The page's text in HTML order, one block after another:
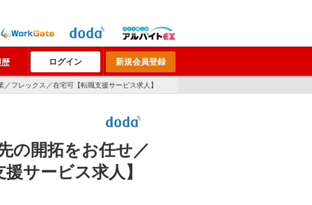
歴 ログイン 新規会員登録
フレックス／在宅可【転職支援サービス求人】
の開拓をお任せ／
サービス求人】